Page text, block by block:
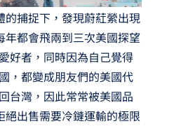
的捕捉下，發現蔚葒縈出現
都會飛兩到三次美國探望
好者，同時因為自己覺得
，都變成朋友們的美國代
台灣，因此常常被美國品
出售需要冷鏈運輸的極限